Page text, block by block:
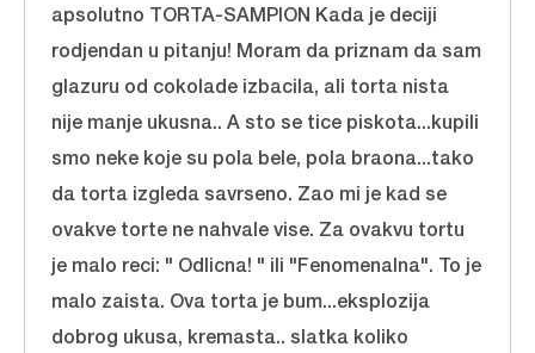
apsolutno TORTA-SAMPION Kada je deciji
rodjendan u pitanju! Moram da priznam da sam
glazuru od cokolade izbacila, ali torta nista
nije manje ukusna.. A sto se tice piskota...kupili
smo neke koje su pola bele, pola braona...tako
da torta izgleda savrseno. Zao mi je kad se
ovakve torte ne nahvale vise. Za ovakvu tortu
je malo reci: " Odlicna! " ili "Fenomenalna". To je
malo zaista. Ova torta je bum...eksplozija
dobrog ukusa, kremasta.. slatka koliko